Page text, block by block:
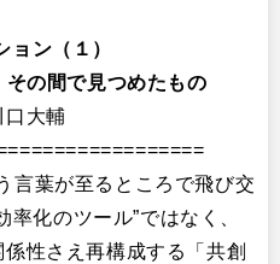
ン（１）
の間で見つめたもの
口大輔
言葉が至るところで飛び交
率化のツール”ではなく、
性さえ再構成する「共創